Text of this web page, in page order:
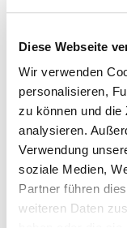
Diese Webseite
Wir verwenden
personalisieren,
zu können und die
analysieren.
Verwendung
soziale Medien,
Partner führen
weiteren Daten
Für die
Kaleb
ullstein), Jehona
Melle: Haus zur
Fiona Sironic: Am
Wald und jagen
Christine